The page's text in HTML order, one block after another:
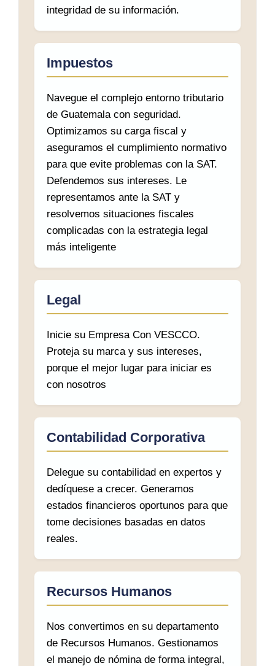
integridad de su información.
Impuestos
Navegue el complejo entorno tributario
de Guatemala con seguridad.
Optimizamos su carga fiscal y
aseguramos el cumplimiento normativo
para que evite problemas con la SAT.
Defendemos sus intereses. Le
representamos ante la SAT y
resolvemos situaciones fiscales
complicadas con la estrategia legal
más inteligente
Legal
Inicie su Empresa Con VESCCO.
Proteja su marca y sus intereses,
porque el mejor lugar para iniciar es
con nosotros
Contabilidad Corporativa
Delegue su contabilidad en expertos y
dedíquese a crecer. Generamos
estados financieros oportunos para que
tome decisiones basadas en datos
reales.
Recursos Humanos
Nos convertimos en su departamento
de Recursos Humanos. Gestionamos
el manejo de nómina de forma integral,